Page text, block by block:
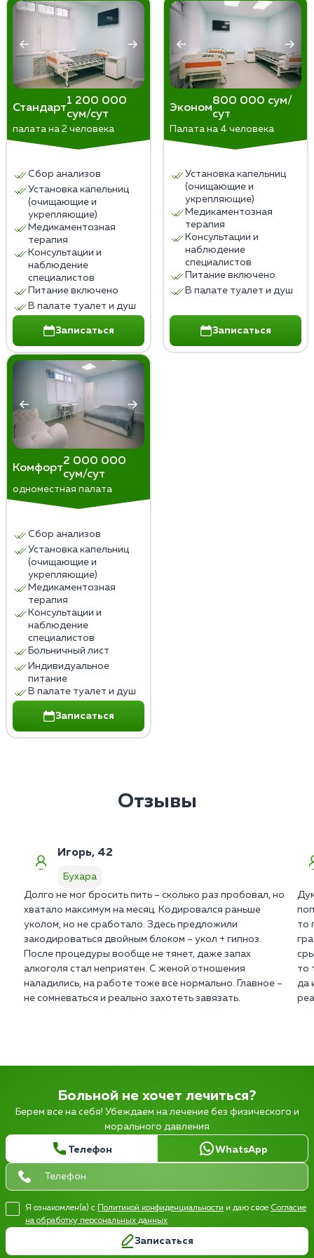
требуется психологическая поддержка, участие в
реабилитационных программ и изменение образа
жизни.
индивидуальных особенностей пациента, его
мотивации и состояния здоровья.
Стандарт
1 200 000
сум/сут
палата на 2 человека
Сбор анализов
Установка капельниц
(очищающие и
укрепляющие)
Медикаментозная
терапия
Консультации и
наблюдение
специалистов
Питание включено
В палате туалет и душ
Записаться
Эконом
800 000 сум/
сут
Палата на 4 человека
Установка капельниц
(очищающие и
укрепляющие)
Медикаментозная
терапия
Консультации и
наблюдение
специалистов
Питание включено
В палате туалет и душ
Записаться
Комфорт
2 000 000
сум/сут
одноместная палата
Сбор анализов
Установка капельниц
(очищающие и
укрепляющие)
Медикаментозная
терапия
Консультации и
наблюдение
специалистов
Больничный лист
Индивидуальное
питание
В палате туалет и душ
Записаться
Отзывы
Игорь, 42
Бухара
Долго не мог бросить пить – сколько раз пробовал, но
хватало максимум на месяц. Кодировался раньше
уколом, но не сработало. Здесь предложили
закодироваться двойным блоком – укол + гипноз.
После процедуры вообще не тянет, даже запах
алкоголя стал неприятен. С женой отношения
наладились, на работе тоже все нормально. Главное –
не сомневаться и реально захотеть завязать.
то
то
да
Больной не хочет лечиться?
Берем все на себя! Убеждаем на лечение без физического и
морального давления
Телефон WhatsApp
Я ознакомлен(а) с Политикой конфиденциальности и даю свое Согласие
на обработку персональных данных
Записаться